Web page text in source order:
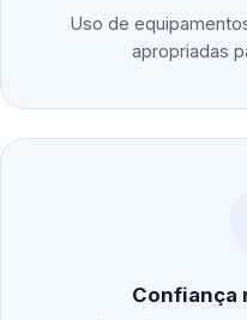
Uso de
apropriadas
Confiança